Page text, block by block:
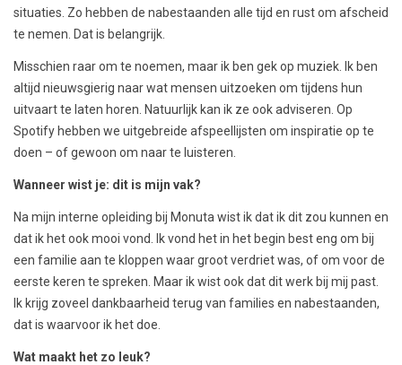
situaties. Zo hebben de nabestaanden alle tijd en rust om afscheid
te nemen. Dat is belangrijk.
Misschien raar om te noemen, maar ik ben gek op muziek. Ik ben
altijd nieuwsgierig naar wat mensen uitzoeken om tijdens hun
uitvaart te laten horen. Natuurlijk kan ik ze ook adviseren. Op
Spotify hebben we uitgebreide afspeellijsten om inspiratie op te
doen – of gewoon om naar te luisteren.
Wanneer wist je: dit is mijn vak?
Na mijn interne opleiding bij Monuta wist ik dat ik dit zou kunnen en
dat ik het ook mooi vond. Ik vond het in het begin best eng om bij
een familie aan te kloppen waar groot verdriet was, of om voor de
eerste keren te spreken. Maar ik wist ook dat dit werk bij mij past.
Ik krijg zoveel dankbaarheid terug van families en nabestaanden,
dat is waarvoor ik het doe.
Wat maakt het zo leuk?